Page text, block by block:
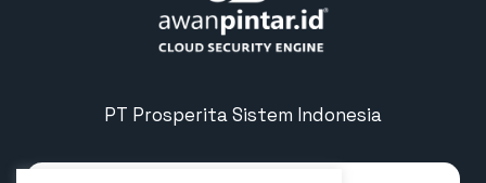
PT Prosperita Sistem Indonesia